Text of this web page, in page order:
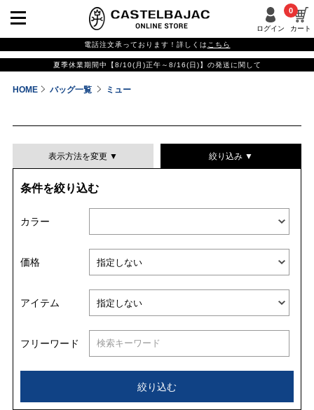
ログイン カート
0
電話注文承っております！詳しくは こちら
夏季休業期間中【8/10(月)正午～8/16(日)】の発送に関して
HOME バッグ一覧 ミュー
表示方法を変更 ▼
並び替える
絞り込み ▼
条件を絞り込む
カラー
価格
アイテム
フリーワード
絞り込む